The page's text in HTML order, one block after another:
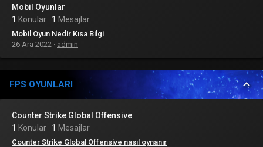
Mobil Oyunlar
1 Konular 1 Mesajlar
Mobil Oyun Nedir Kısa Bilgi
26 Ara 2022
admin
FPS OYUNLARI
Counter Strike Global Offensive
1 Konular 1 Mesajlar
Counter Strike Global Offensive nasıl oynanır